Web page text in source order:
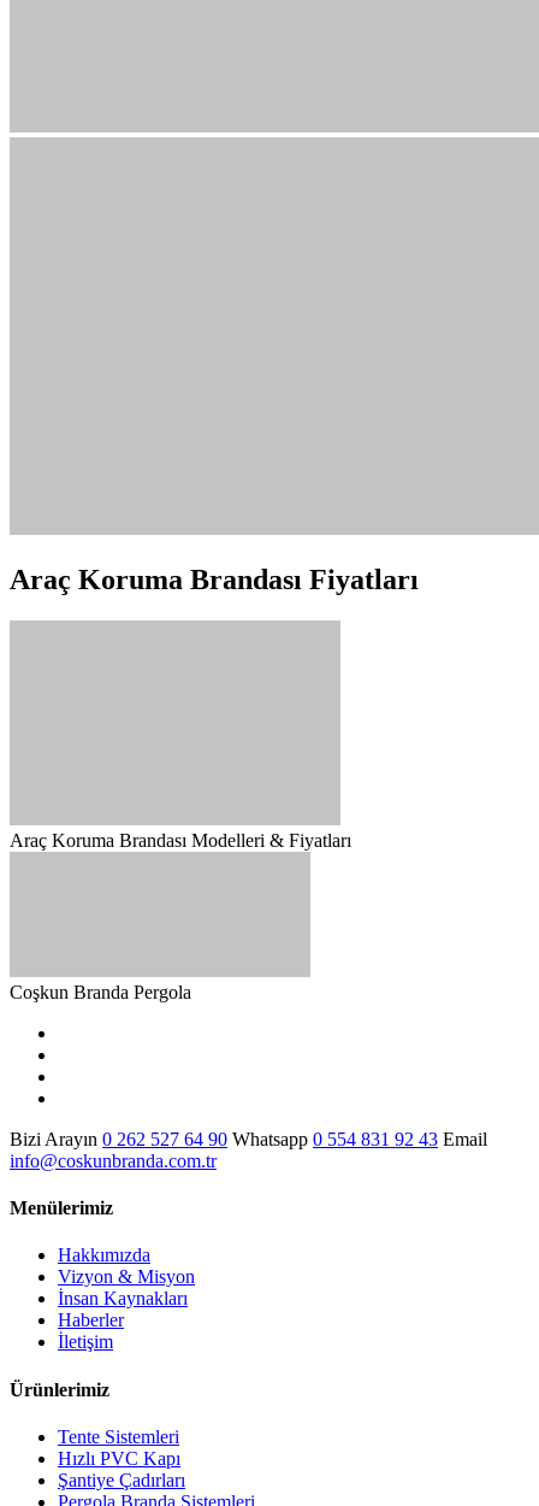
Araç Koruma Brandası Fiyatları
Araç Koruma Brandası Modelleri & Fiyatları
Coşkun Branda Pergola
Bizi Arayın 0 262 527 64 90 Whatsapp 0 554 831 92 43 Email
info@coskunbranda.com.tr
Menülerimiz
Hakkımızda
Vizyon & Misyon
İnsan Kaynakları
Haberler
İletişim
Ürünlerimiz
Tente Sistemleri
Hızlı PVC Kapı
Şantiye Çadırları
Pergola Branda Sistemleri